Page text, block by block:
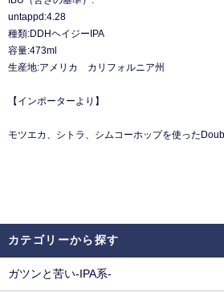
untappd:4.28
種類:DDHヘイジーIPA
容量:473ml
生産地:アメリカ カリフォルニア州
【インポーターより】
モツエカ、シトラ、シムコーホップを使った
カテゴリーから探す
ガツンと苦い-IPA系-